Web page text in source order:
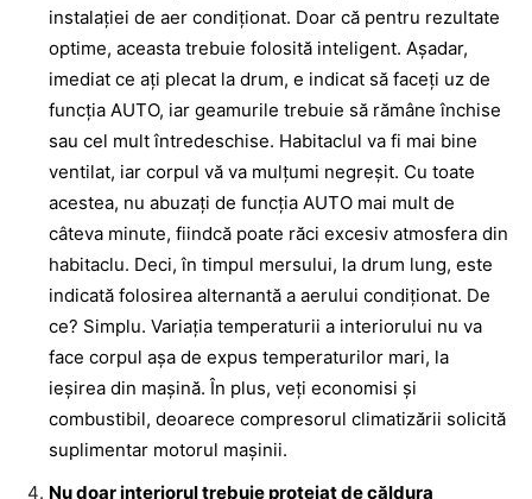
instalaţiei de aer condiţionat. Doar că pentru rezultate
optime, aceasta trebuie folosită inteligent. Aşadar,
imediat ce aţi plecat la drum, e indicat să faceţi uz de
funcţia AUTO, iar geamurile trebuie să rămâne închise
sau cel mult întredeschise. Habitaclul va fi mai bine
ventilat, iar corpul vă va mulţumi negreşit. Cu toate
acestea, nu abuzaţi de funcţia AUTO mai mult de
câteva minute, fiindcă poate răci excesiv atmosfera din
habitaclu. Deci, în timpul mersului, la drum lung, este
indicată folosirea alternantă a aerului condiţionat. De
ce? Simplu. Variaţia temperaturii a interiorului nu va
face corpul aşa de expus temperaturilor mari, la
ieşirea din maşină. În plus, veţi economisi şi
combustibil, deoarece compresorul climatizării solicită
suplimentar motorul maşinii.
Nu doar interiorul trebuie protejat de căldura